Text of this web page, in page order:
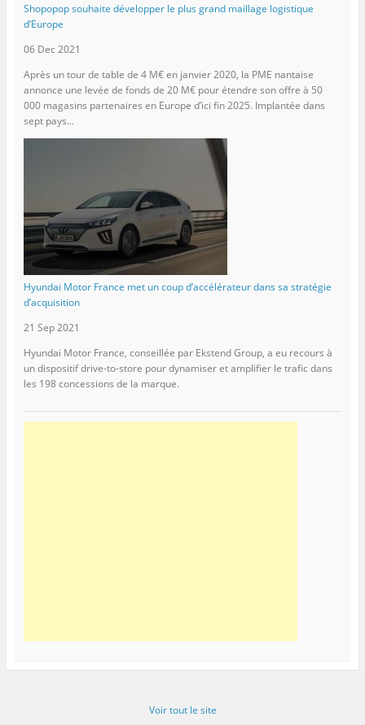
Shopopop souhaite développer le plus grand maillage logistique
d’Europe
06 Dec 2021
Après un tour de table de 4 M€ en janvier 2020, la PME nantaise
annonce une levée de fonds de 20 M€ pour étendre son offre à 50
000 magasins partenaires en Europe d’ici fin 2025. Implantée dans
sept pays...
Hyundai Motor France met un coup d’accélérateur dans sa stratégie
d’acquisition
21 Sep 2021
Hyundai Motor France, conseillée par Ekstend Group, a eu recours à
un dispositif drive-to-store pour dynamiser et amplifier le trafic dans
les 198 concessions de la marque.
Voir tout le site